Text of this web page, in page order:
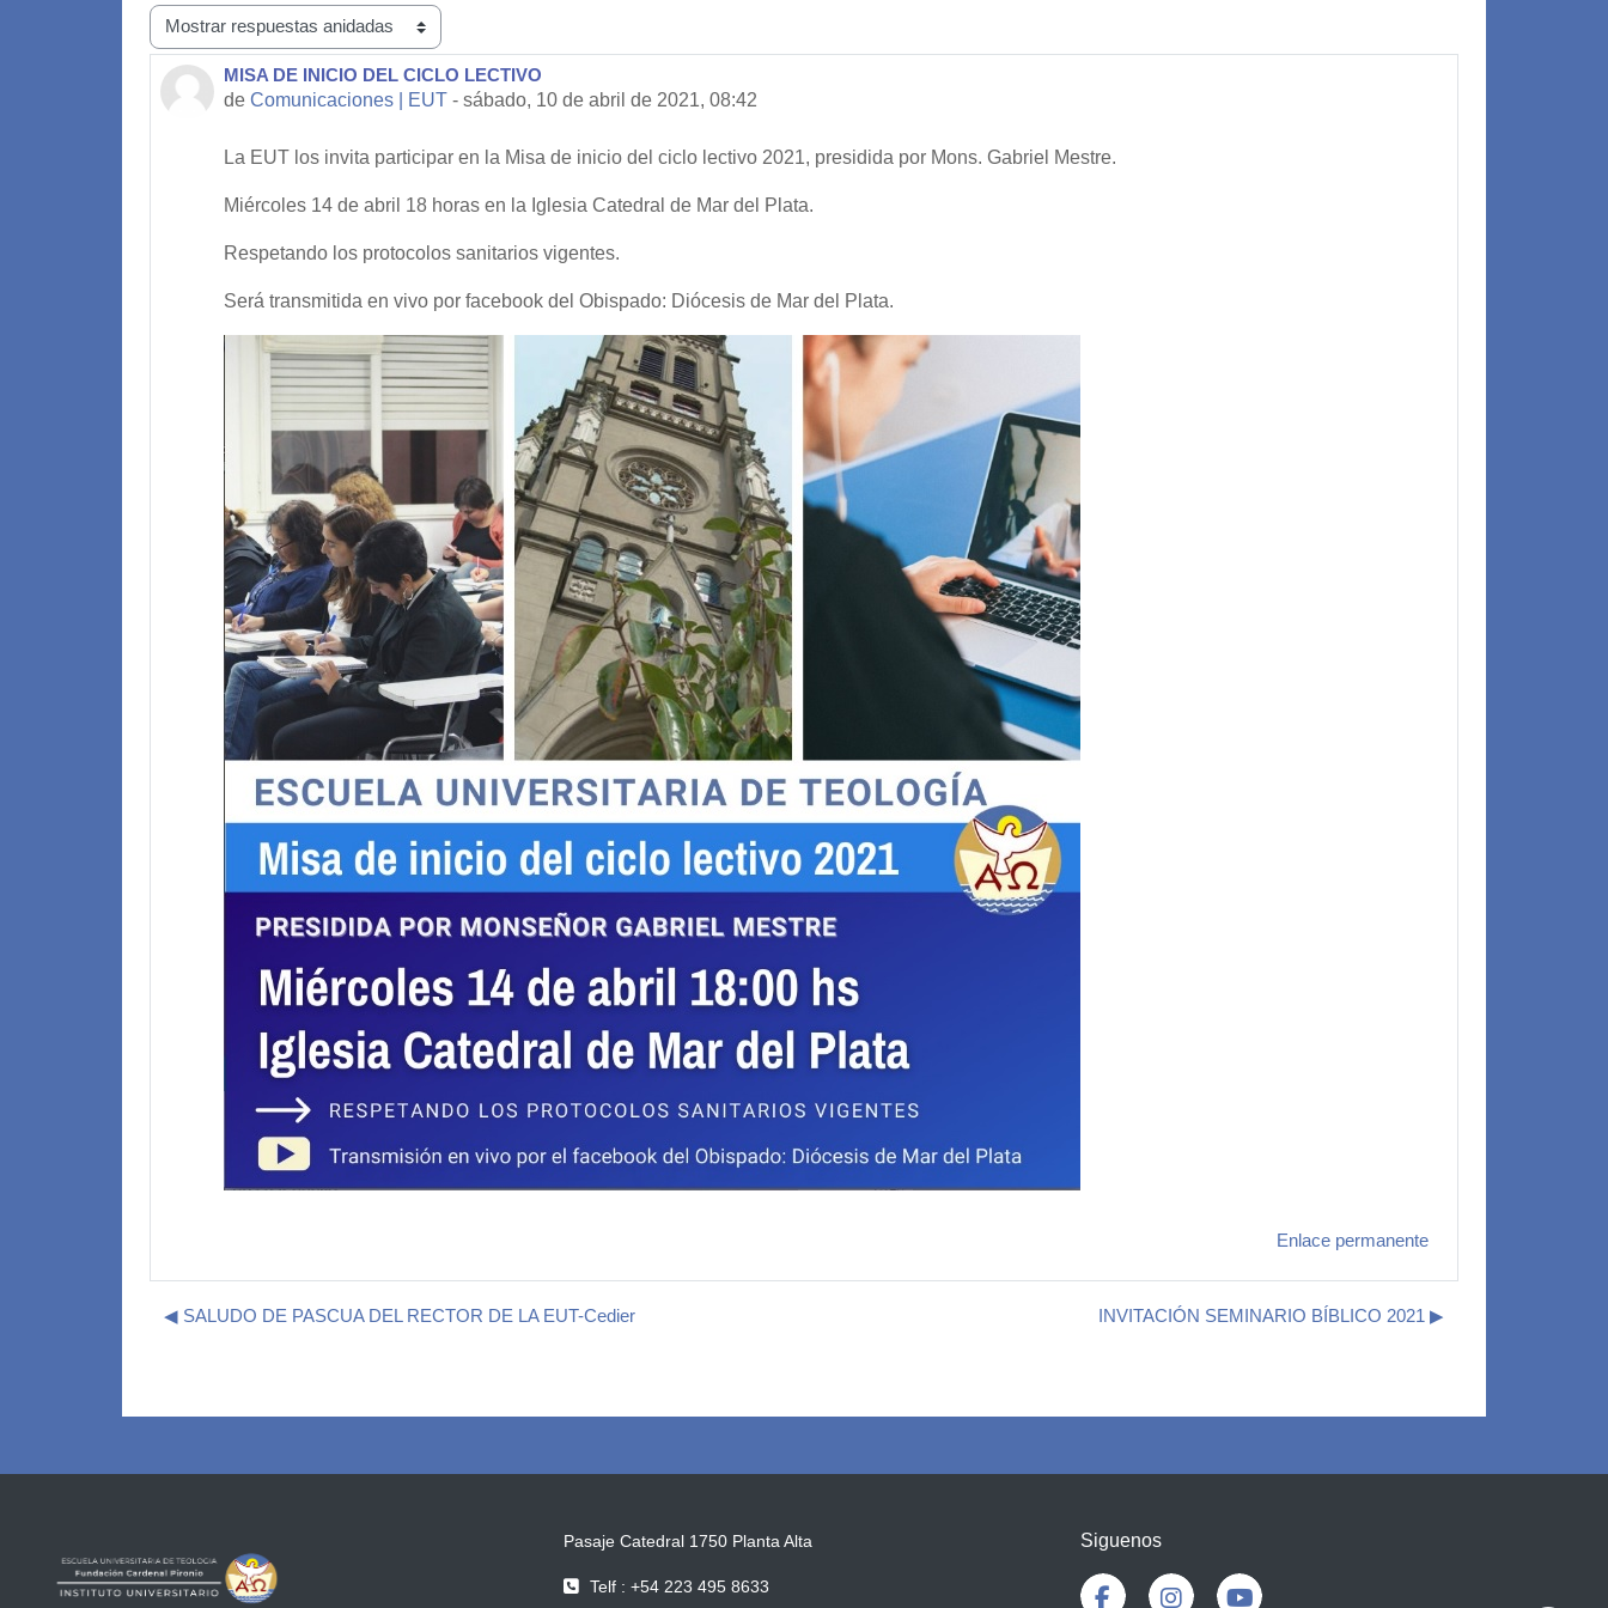
Mostrar modo
MISA DE INICIO DEL CICLO LECTIVO
de Comunicaciones | EUT - sábado, 10 de abril de 2021, 08:42
Número de respuestas: 0
La EUT los invita participar en la Misa de inicio del ciclo lectivo 2021, presidida por Mons. Gabriel Mestre.
Miércoles 14 de abril 18 horas en la Iglesia Catedral de Mar del Plata.
Respetando los protocolos sanitarios vigentes.
Será transmitida en vivo por facebook del Obispado: Diócesis de Mar del Plata.
Enlace permanente
◀︎ SALUDO DE PASCUA DEL RECTOR DE LA EUT-Cedier INVITACIÓN SEMINARIO BÍBLICO 2021 ▶︎
Pasaje Catedral 1750 Planta Alta
Telf : +54 223 495 8633
Siguenos